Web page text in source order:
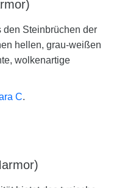
den Steinbrüchen der
hellen, grau-weißen
wolkenartige
C.